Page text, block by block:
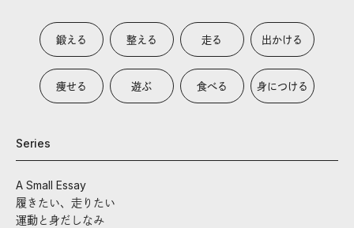
鍛える 整える 走る 出かける
痩せる 遊ぶ 食べる 身につける
Series
A Small Essay
履きたい、走りたい
運動と身だしなみ